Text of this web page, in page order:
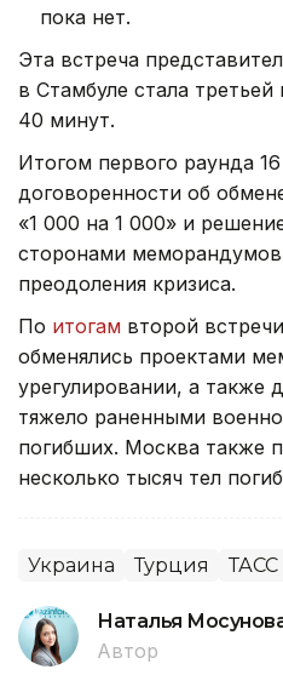
пока нет.
Эта встреча
в Стамбуле стала
40 минут.
Итогом первого раунда
договоренности об
«1 000 на 1 000» и
сторонами
преодоления кризиса.
По итогам второй
обменялись проектами
урегулировании, а также
тяжело раненными
погибших. Москва также
несколько тысяч тел
Украина Турция ТАСС
Наталья
Автор